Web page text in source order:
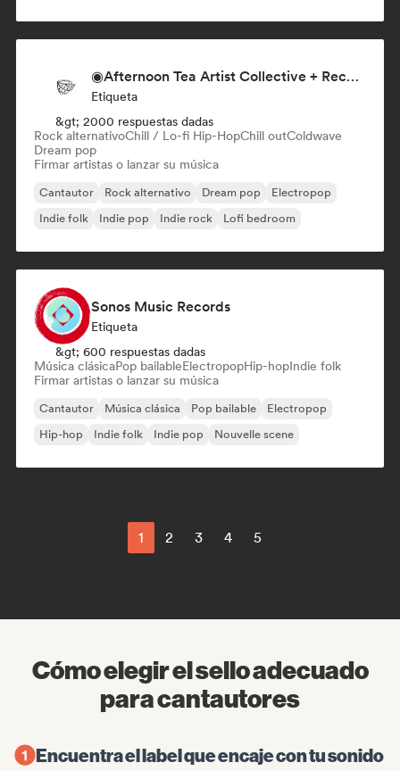
◉Afternoon Tea Artist Collective + Record Label◉
Etiqueta
&gt; 2000 respuestas dadas
Rock alternativoChill / Lo-fi Hip-HopChill outColdwave
Dream pop
Firmar artistas o lanzar su música
Cantautor Rock alternativo Dream pop
Electropop
Indie folk
Indie pop Indie rock Lofi bedroom
Sonos Music Records
Etiqueta
&gt; 600 respuestas dadas
Música clásicaPop bailableElectropopHip-hopIndie folk
Firmar artistas o lanzar su música
Cantautor Música clásica Pop bailable
Electropop
Hip-hop
Indie folk Indie pop Nouvelle scene
1 2 3 4 5
Cómo elegir el sello adecuado
para cantautores
Encuentra el label que encaje con tu sonido